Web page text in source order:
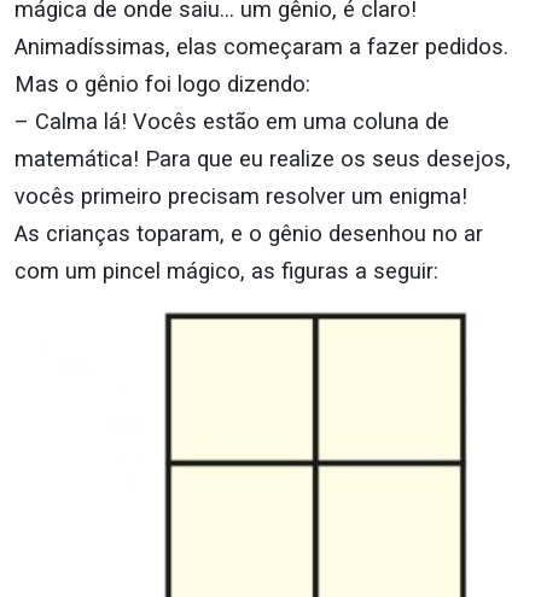
mágica de onde saiu… um gênio, é claro!
Animadíssimas, elas começaram a fazer pedidos.
Mas o gênio foi logo dizendo:
– Calma lá! Vocês estão em uma coluna de
matemática! Para que eu realize os seus desejos,
vocês primeiro precisam resolver um enigma!
As crianças toparam, e o gênio desenhou no ar
com um pincel mágico, as figuras a seguir: